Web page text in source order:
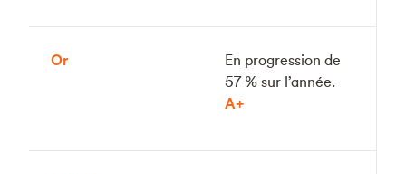
Or
En progression de
57 % sur l’année.
A+